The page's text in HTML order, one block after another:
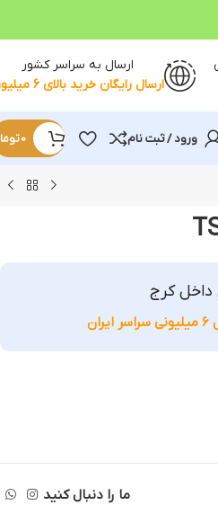
ارسال به سراسر کشور
ارسال رایگان خرید بالای 6 میلیون
ورود / ثبت نام 0
داخل کرج
ما را دنبال کنید